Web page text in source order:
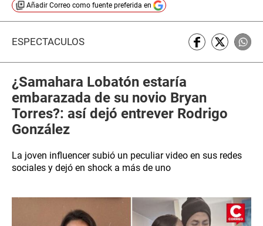
Añadir Correo como fuente preferida en
ESPECTÁCULOS
¿Samahara Lobatón estaría
embarazada de su novio Bryan
Torres?: así dejó entrever Rodrigo
González
La joven influencer subió un peculiar video en sus redes
sociales y dejó en shock a más de uno